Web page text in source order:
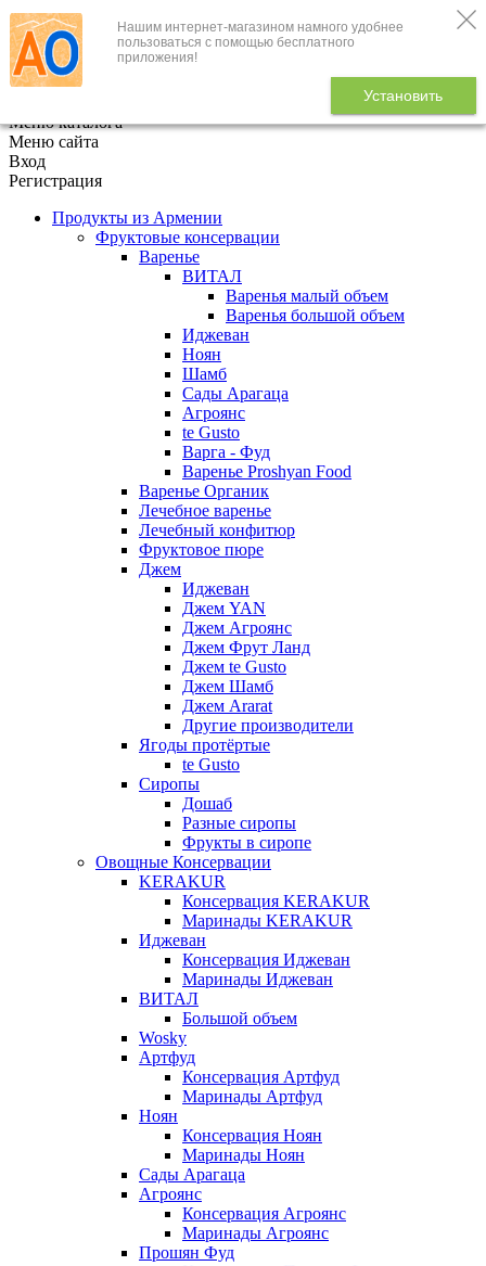
Нашим интернет-магазином намного удобнее
пользоваться с помощью бесплатного
приложения!
Установить
+7 (495) 646-888-1
В корзине
Меню каталога
Меню сайта
Вход
Регистрация
Продукты из Армении
Фруктовые консервации
Варенье
ВИТАЛ
Варенья малый объем
Варенья большой объем
Иджеван
Ноян
Шамб
Сады Арагаца
Агроянс
te Gusto
Варга - Фуд
Варенье Proshyan Food
Варенье Органик
Лечебное варенье
Лечебный конфитюр
Фруктовое пюре
Джем
Иджеван
Джем YAN
Джем Агроянс
Джем Фрут Ланд
Джем te Gusto
Джем Шамб
Джем Ararat
Другие производители
Ягоды протёртые
te Gusto
Сиропы
Дошаб
Разные сиропы
Фрукты в сиропе
Овощные Консервации
KERAKUR
Консервация KERAKUR
Маринады KERAKUR
Иджеван
Консервация Иджеван
Маринады Иджеван
ВИТАЛ
Большой объем
Wosky
Артфуд
Консервация Артфуд
Маринады Артфуд
Ноян
Консервация Ноян
Маринады Ноян
Сады Арагаца
Агроянс
Консервация Агроянс
Маринады Агроянс
Прошян Фуд